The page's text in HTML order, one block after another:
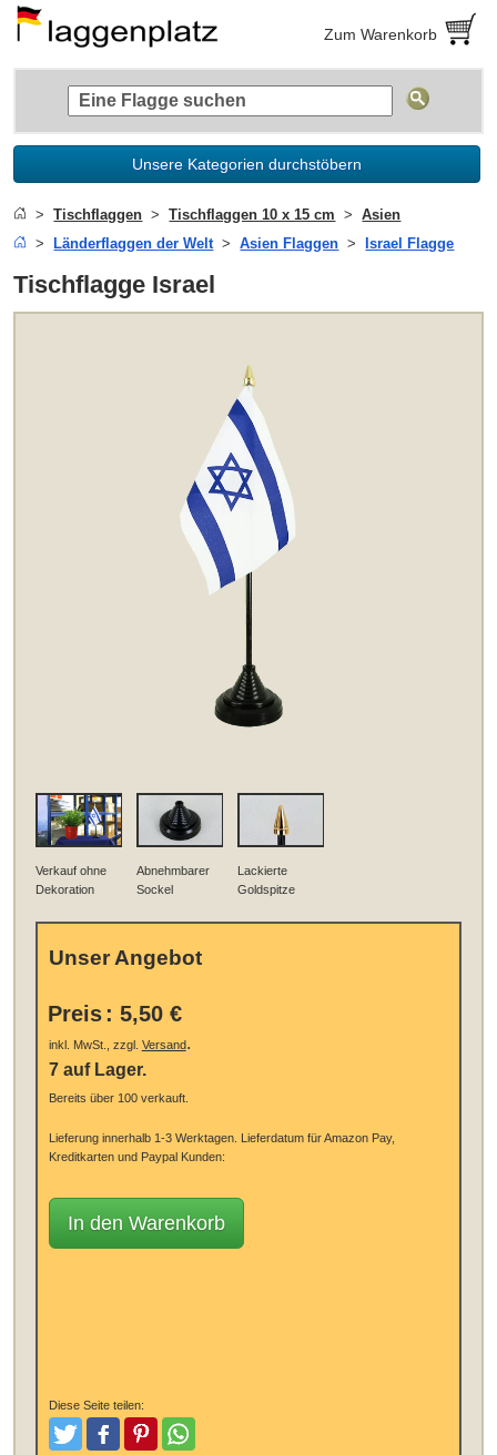
Zum Warenkorb
Unsere Kategorien durchstöbern
Tischflaggen Tischflaggen 10 x 15 cm
Asien
Länderflaggen der Welt
Asien Flaggen Israel Flagge
Tischflagge Israel
Verkauf ohne
Dekoration
Abnehmbarer
Sockel
Lackierte
Goldspitze
Unser Angebot
Preis : 5,50 €
inkl. MwSt., zzgl. Versand.
7 auf Lager.
Bereits über 100 verkauft.
Lieferung innerhalb 1-3 Werktagen.
Lieferdatum für Amazon Pay,
Kreditkarten und Paypal Kunden:
In den Warenkorb
Diese Seite teilen:
TweetenPostenPinterestTeilen